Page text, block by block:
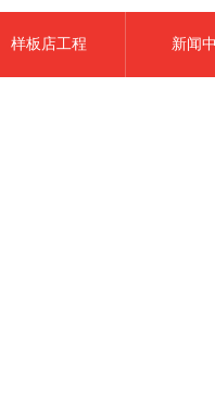
样板店工程 新闻